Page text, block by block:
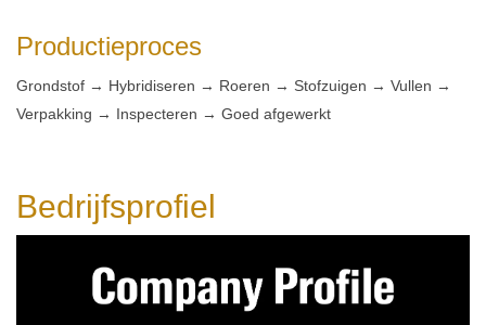
Productieproces
Grondstof → Hybridiseren → Roeren → Stofzuigen → Vullen →
Verpakking → Inspecteren → Goed afgewerkt
Bedrijfsprofiel